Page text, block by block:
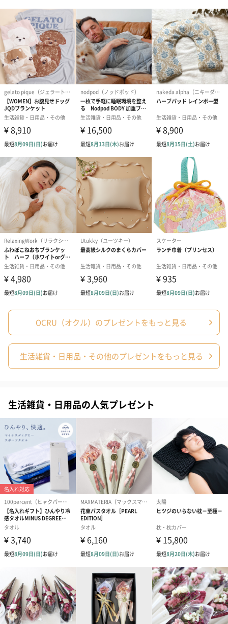
クールリングが2個収納可能で、お出かけの際に2本持って、使わ
ない方は保冷バッグに入れて、溶けたら保冷バッグの凍った方と
交換するのもおすすめです。
通勤・通学やアウトドア、スポーツ観戦などでさまざまな場面で
活躍します。
クールリングとセットで贈るのも◎
OCRU専用クーラーバッグ はこちら
「OCRU（オクル）」
近年、熱中症が増加傾向にありますが、『大切な人を熱中症から
守る為に』から始まり、ただ体を熱から守るだけではなく、ファ
ッション性を高め、アクセサリー感覚で着けれることで、暑い日
でも”ちょっと気分が上がる”の想いを込めて完成させました。
「OCRU」の取組み
●safety – 安全性
商品の素材が人体に影響が無い事を検査・確認済です。
●durability – 耐久性
耐久試験を実施し、永続的に使えることを確認済です。
お買い物にワクワク感をプラス。
●design – デザイン性
身につける事を楽しめるデザイン展開。
商品詳細情報
素材
【内側】PCM
【外側】TPU
商品本体サイ
【Mサイズ】
・本体：縦20cm×横16cm
【Lサイズ】
・首周りの寸法：38.5cm
・本体：縦21cm×横17.5cm
※本体が凍結する時の形や製造の工程で起こるものと
して、若干の個体差がございます。
OCRU（オクル）のプレゼントをもっと見る
生活雑貨・日用品・その他のプレゼントをもっと見る
生活雑貨・日用品の人気プレゼント